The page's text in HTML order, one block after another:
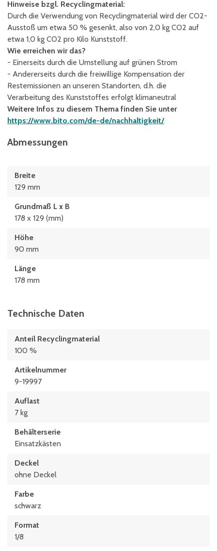
Hinweise bzgl. Recyclingmaterial:
Durch die Verwendung von Recyclingmaterial wird der CO2-
Ausstoß um etwa 50 % gesenkt, also von 2,0 kg CO2 auf
etwa 1,0 kg CO2 pro Kilo Kunststoff.
Wie erreichen wir das?
- Einerseits durch die Umstellung auf grünen Strom
- Andererseits durch die freiwillige Kompensation der
Restemissionen an unseren Standorten, d.h. die
Verarbeitung des Kunststoffes erfolgt klimaneutral
Weitere Infos zu diesem Thema finden Sie unter
https://www.bito.com/de-de/nachhaltigkeit/
Abmessungen
Breite
129 mm
Grundmaß L x B
178 x 129 (mm)
Höhe
90 mm
Länge
178 mm
Technische Daten
Anteil Recyclingmaterial
100 %
Artikelnummer
9-19997
Auflast
7 kg
Behälterserie
Einsatzkästen
Deckel
ohne Deckel
Farbe
schwarz
Format
1/8